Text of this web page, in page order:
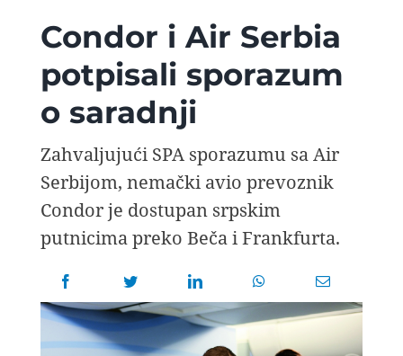
AVIOPEDIA
SPECIJAL
FOTO PRIČA
AGENT
Condor i Air Serbia
potpisali sporazum
o saradnji
Zahvaljujući SPA sporazumu sa Air
Serbijom, nemački avio prevoznik
Condor je dostupan srpskim
putnicima preko Beča i Frankfurta.